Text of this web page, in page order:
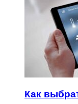
Как